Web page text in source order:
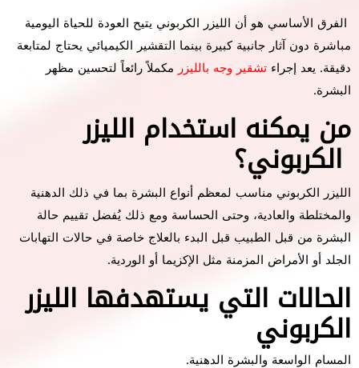
الفرق الأساسي هو أن الليزر الكربوني يتيح العودة للحياة اليومية
مباشرة دون آثار جانبية كبيرة بينما التقشير الكيميائي يحتاج لمتابعة
دقيقة. يعد إجراء تشقير وجه بالليزرمكملاً رائعاً لتحسين مظهر
البشرة.
من يمكنه استخدام الليزر
الليزر الكربوني مناسب لمعظم أنواع البشرة بما في ذلك الدهنية
والمختلطة والعادية، وحتى الحساسة ومع ذلك يُفضل تقييم حالة
البشرة من قبل الطبيب قبل البدء بالعلاج خاصة في حالات التهابات
الجلد أو الأمراض المزمنة مثل الإكزيما أو الوردية.
الحالات التي يستهدفها الليزر
الكربوني
المسام الواسعة والبشرة الدهنية.